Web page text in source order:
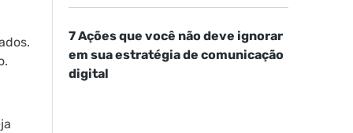
7 Ações que você não deve ignorar
em sua estratégia de comunicação
digital